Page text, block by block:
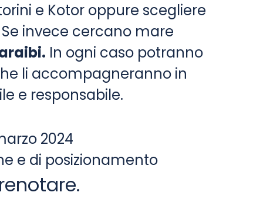
e Kotor oppure scegliere
invece cercano mare
In ogni caso potranno
li accompagneranno in
e responsabile.
2024
e di posizionamento